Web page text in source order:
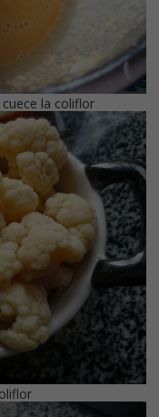
la coliflor